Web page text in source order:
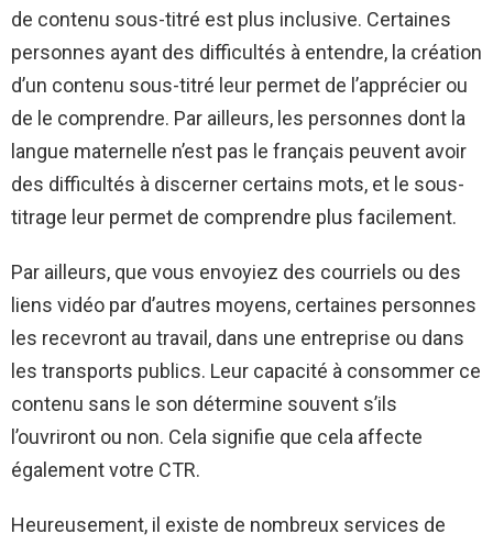
de contenu sous-titré est plus inclusive. Certaines
personnes ayant des difficultés à entendre, la création
d’un contenu sous-titré leur permet de l’apprécier ou
de le comprendre. Par ailleurs, les personnes dont la
langue maternelle n’est pas le français peuvent avoir
des difficultés à discerner certains mots, et le sous-
titrage leur permet de comprendre plus facilement.
Par ailleurs, que vous envoyiez des courriels ou des
liens vidéo par d’autres moyens, certaines personnes
les recevront au travail, dans une entreprise ou dans
les transports publics. Leur capacité à consommer ce
contenu sans le son détermine souvent s’ils
l’ouvriront ou non. Cela signifie que cela affecte
également votre CTR.
Heureusement, il existe de nombreux services de